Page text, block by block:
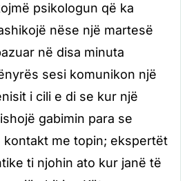
psikologun që ka
nëse një martesë
në disa minuta
sesi komunikon një
i cili e di se kur një
gabimin para se
kontakt me topin; ekspertët
ti njohin ato kur janë të